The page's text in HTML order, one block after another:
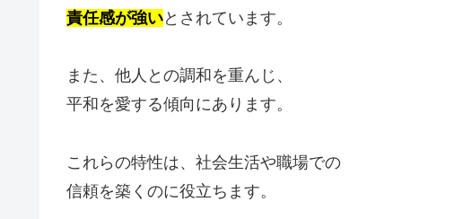
責任感が強いとされています。
また、他人との調和を重んじ、
平和を愛する傾向にあります。
これらの特性は、社会生活や職場での
信頼を築くのに役立ちます。